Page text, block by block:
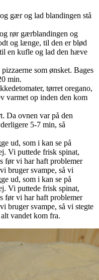
gær og lad blandingen stå
rør gærblandingen og
og længe, til den er blød
en kufle og lad den hæve
som ønsket. Bages
min.
tørret oregano,
varmet op inden den kom
Da ovnen var på den
5-7 min, så
ud, som i kan se på
Vi puttede frisk spinat,
før vi har haft problemer
bruger svampe, så vi
ud, som i kan se på
Vi puttede frisk spinat,
før vi har haft problemer
bruger svampe, så vi stegte
vandet kom fra.